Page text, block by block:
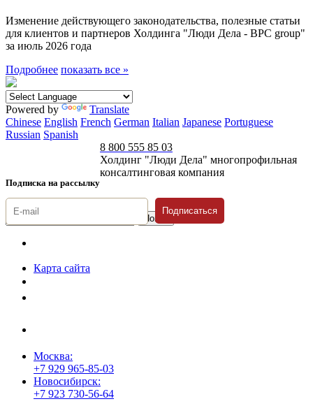
Изменение действующего законодательства, полезные статьи
для клиентов и партнеров Холдинга "Люди Дела - BPC group"
за июль 2026 года
Подробнее показать все »
Powered by
Translate
Chinese English French German Italian Japanese Portuguese
Russian Spanish
Подписка на рассылку
8 800 555 85 03
Холдинг "Люди Дела" многопрофильная
консалтинговая компания
Подписаться
Карта сайта
Москва:
+7 929 965-85-03
Новосибирск:
+7 923 730-56-64